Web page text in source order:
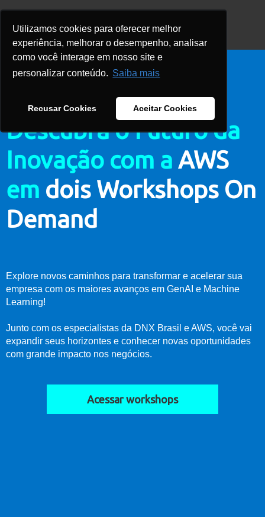
Utilizamos cookies para oferecer melhor
experiência, melhorar o desempenho, analisar
como você interage em nosso site e
personalizar conteúdo. Saiba mais
Recusar Cookies Aceitar Cookies
Descubra o Futuro da
Inovação com a AWS
em dois Workshops On
Demand
Explore novos caminhos para transformar e acelerar sua
empresa com os maiores avanços em GenAI e Machine
Learning!
Junto com os especialistas da DNX Brasil e AWS, você vai
expandir seus horizontes e conhecer novas oportunidades
com grande impacto nos negócios.
Acessar workshops